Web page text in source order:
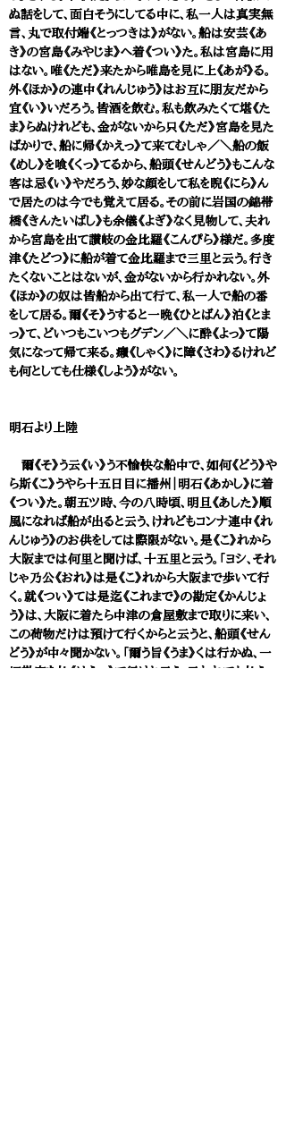
ぬ話をして、面白そうにしてる中に、私一人は真実無
言、丸で取付端《とっつきは》がない。船は安芸《あ
き》の宮島《みやじま》へ着《つい》た。私は宮島に用
はない。唯《ただ》来たから唯島を見に上《あが》る。
外《ほか》の連中《れんじゅう》はお互に朋友だから
宜《い》いだろう。皆酒を飲む。私も飲みたくて堪《た
ま》らぬけれども、金がないから只《ただ》宮島を見た
ばかりで、船に帰《かえっ》て来てむしゃ／＼船の飯
《めし》を喰《くっ》てるから、船頭《せんどう》もこんな
客は忌《い》やだろう、妙な顔をして私を睨《にら》ん
で居たのは今でも覚えて居る。その前に岩国の錦帯
橋《きんたいばし》も余儀《よぎ》なく見物して、夫れ
から宮島を出て讃岐の金比羅《こんぴら》様だ。多度
津《たどつ》に船が着て金比羅まで三里と云う。行き
たくないことはないが、金がないから行かれない。外
《ほか》の奴は皆船から出て行て、私一人で船の番
をして居る。爾《そ》うすると一晩《ひとばん》泊《とま
っ》て、どいつもこいつもグデン／＼に酔《よっ》て陽
気になって帰て来る。癪《しゃく》に障《さわ》るけれど
も何としても仕様《しよう》がない。
明石より上陸
爾《そ》う云《い》う不愉快な船中で、如何《どう》や
ら斯《こ》うやら十五日目に播州｜明石《あかし》に着
《つい》た。朝五ツ時、今の八時頃、明旦《あした》順
風になれば船が出ると云う、けれどもコンナ連中《れ
んじゅう》のお供をしては際限がない。是《こ》れから
大阪までは何里と聞けば、十五里と云う。「ヨシ、それ
じゃ乃公《おれ》は是《こ》れから大阪まで歩いて行
く。就《つい》ては是迄《これまで》の勘定《かんじょ
う》は、大阪に着たら中津の倉屋敷まで取りに来い、
この荷物だけは預けて行くからと云うと、船頭《せん
どう》が中々聞かない。「爾う旨《うま》くは行かぬ、一
切勘定を払《はらっ》て行けと云う。云われても払う